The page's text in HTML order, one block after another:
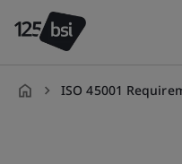
ISO 45001